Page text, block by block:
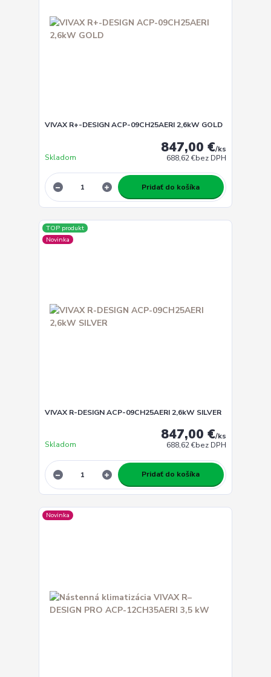
VIVAX R+-DESIGN ACP-09CH25AERI 2,6kW GOLD
847,00 €/ks
688,62 €bez DPH
Skladom
Pridať do košíka
TOP produkt
Novinka
VIVAX R-DESIGN ACP-09CH25AERI 2,6kW SILVER
847,00 €/ks
688,62 €bez DPH
Skladom
Pridať do košíka
Novinka